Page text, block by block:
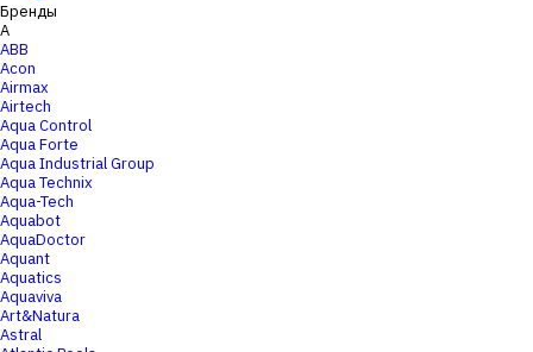
Бренды
A
ABB
Acon
Airmax
Airtech
Aqua Control
Aqua Forte
Aqua Industrial Group
Aqua Technix
Aqua-Tech
Aquabot
AquaDoctor
Aquant
Aquatics
Aquaviva
Art&Natura
Astral